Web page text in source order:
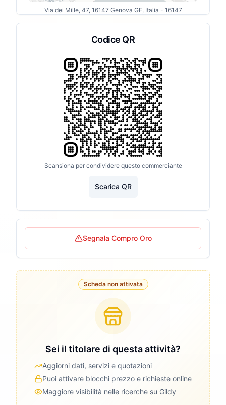
Via dei Mille, 47, 16147 Genova GE, Italia - 16147
Codice QR
Scansiona per condividere questo commerciante
Scarica QR
Segnala Compro Oro
Scheda non attivata
Sei il titolare di questa attività?
Aggiorni dati, servizi e quotazioni
Puoi attivare blocchi prezzo e richieste online
Maggiore visibilità nelle ricerche su Gildy